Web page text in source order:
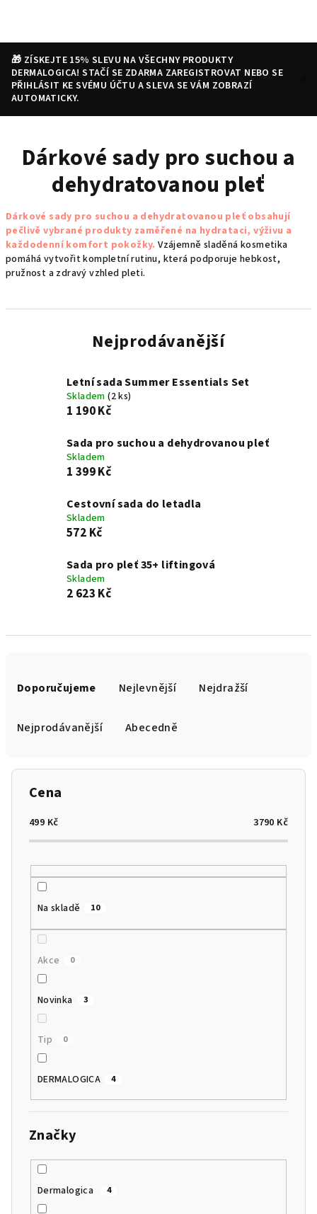
🎁 ZÍSKEJTE 15% SLEVU NA VŠECHNY PRODUKTY
DERMALOGICA! STAČÍ SE ZDARMA ZAREGISTROVAT NEBO SE
PŘIHLÁSIT KE SVÉMU ÚČTU A SLEVA SE VÁM ZOBRAZÍ
AUTOMATICKY.
HledatPřihlášeníNákupní
košík
Dárkové sady pro suchou a
dehydratovanou pleť
Dárkové sady pro suchou a dehydratovanou pleť obsahují
pečlivě vybrané produkty zaměřené na hydrataci, výživu a
každodenní komfort pokožky. Vzájemně sladěná kosmetika
pomáhá vytvořit kompletní rutinu, která podporuje hebkost,
pružnost a zdravý vzhled pleti.
Nejprodávanější
Letní sada Summer Essentials Set
Skladem(2 ks)
1 190 Kč
Sada pro suchou a dehydrovanou pleť
Skladem
1 399 Kč
Cestovní sada do letadla
Skladem
572 Kč
Sada pro pleť 35+ liftingová
Skladem
2 623 Kč
Doporučujeme Nejlevnější Nejdražší
Nejprodávanější Abecedně
Cena
499 Kč 3790 Kč
Na skladě 10
Akce 0
Novinka 3
Tip 0
DERMALOGICA 4
Značky
Dermalogica 4